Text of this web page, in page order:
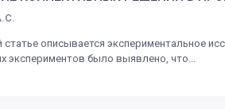
статье описывается экспериментальное
экспериментов было выявлено, что...